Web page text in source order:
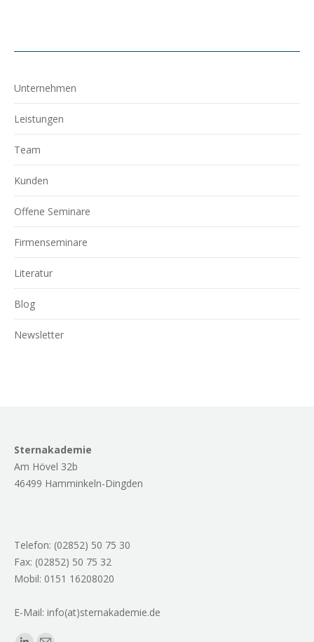
Unternehmen
Leistungen
Team
Kunden
Offene Seminare
Firmenseminare
Literatur
Blog
Newsletter
Sternakademie
Am Hövel 32b
46499 Hamminkeln-Dingden
Telefon: (02852) 50 75 30
Fax: (02852) 50 75 32
Mobil: 0151 16208020
E-Mail: info(at)sternakademie.de